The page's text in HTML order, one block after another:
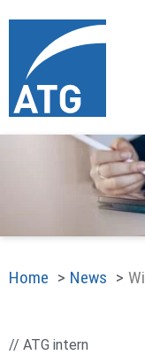
Home News
// ATG intern